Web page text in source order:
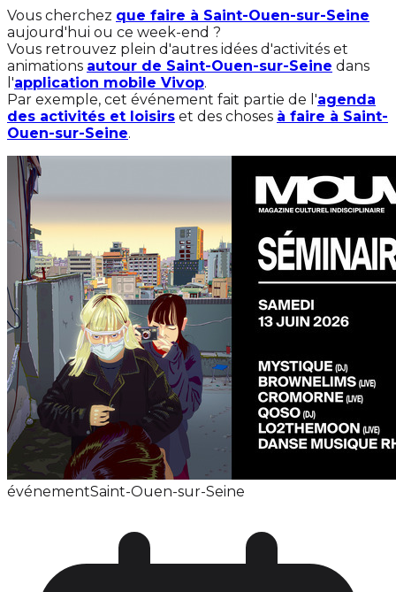
Vous cherchez que faire à Saint-Ouen-sur-Seine
aujourd'hui ou ce week-end ?
Vous retrouvez plein d'autres idées d'activités et
animations autour de Saint-Ouen-sur-Seine dans
l'application mobile Vivop.
Par exemple, cet événement fait partie de l'agenda
des activités et loisirs et des choses à faire à Saint-
Ouen-sur-Seine.
événementSaint-Ouen-sur-Seine